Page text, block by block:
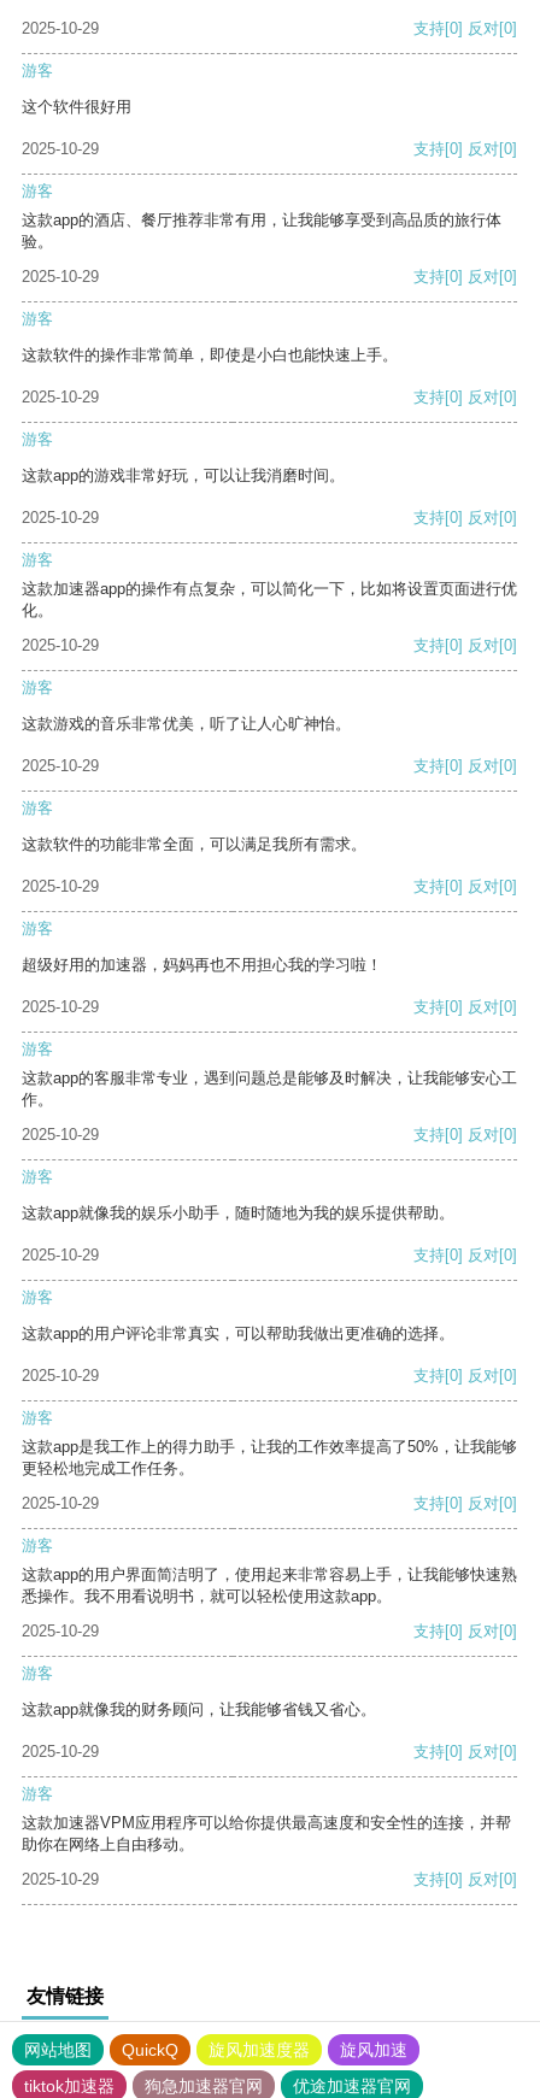
2025-10-29 支持[0] 反对[0]
游客
这个软件很好用
2025-10-29 支持[0] 反对[0]
游客
这款app的酒店、餐厅推荐非常有用，让我能够享受到高品质的旅行体
验。
2025-10-29
支持[0] 反对[0]
游客
这款软件的操作非常简单，即使是小白也能快速上手。
2025-10-29 支持[0] 反对[0]
游客
这款app的游戏非常好玩，可以让我消磨时间。
2025-10-29 支持[0] 反对[0]
游客
这款加速器app的操作有点复杂，可以简化一下，比如将设置页面进行优
化。
2025-10-29
支持[0] 反对[0]
游客
这款游戏的音乐非常优美，听了让人心旷神怡。
2025-10-29 支持[0] 反对[0]
游客
这款软件的功能非常全面，可以满足我所有需求。
2025-10-29 支持[0] 反对[0]
游客
超级好用的加速器，妈妈再也不用担心我的学习啦！
2025-10-29 支持[0] 反对[0]
游客
这款app的客服非常专业，遇到问题总是能够及时解决，让我能够安心工
作。
2025-10-29
支持[0] 反对[0]
游客
这款app就像我的娱乐小助手，随时随地为我的娱乐提供帮助。
2025-10-29 支持[0] 反对[0]
游客
这款app的用户评论非常真实，可以帮助我做出更准确的选择。
2025-10-29 支持[0] 反对[0]
游客
这款app是我工作上的得力助手，让我的工作效率提高了50%，让我能够
更轻松地完成工作任务。
2025-10-29
支持[0] 反对[0]
游客
这款app的用户界面简洁明了，使用起来非常容易上手，让我能够快速熟
悉操作。我不用看说明书，就可以轻松使用这款app。
2025-10-29
支持[0] 反对[0]
游客
这款app就像我的财务顾问，让我能够省钱又省心。
2025-10-29 支持[0] 反对[0]
游客
这款加速器VPM应用程序可以给你提供最高速度和安全性的连接，并帮
助你在网络上自由移动。
2025-10-29
支持[0] 反对[0]
友情链接
网站地图 QuickQ 旋风加速度器
旋风加速
tiktok加速器
狗急加速器官网 优途加速器官网